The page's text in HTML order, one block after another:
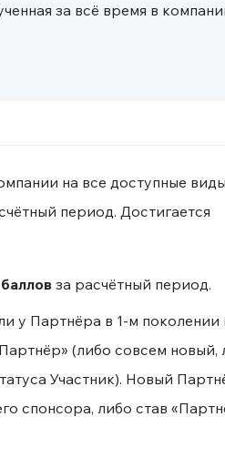
за всё время в
на все доступные виды
период. Достигается
за расчётный период.
у Партнёра в 1-м поколении
(либо совсем новый,
Участник). Новый
спонсора, либо став